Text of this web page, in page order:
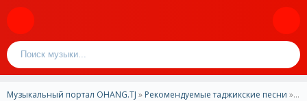
Музыкальный портал OHANG.TJ » Рекомендуемые таджикские песни » Зулайхо Махмадшоева-Ман аз ту,ту аз мои